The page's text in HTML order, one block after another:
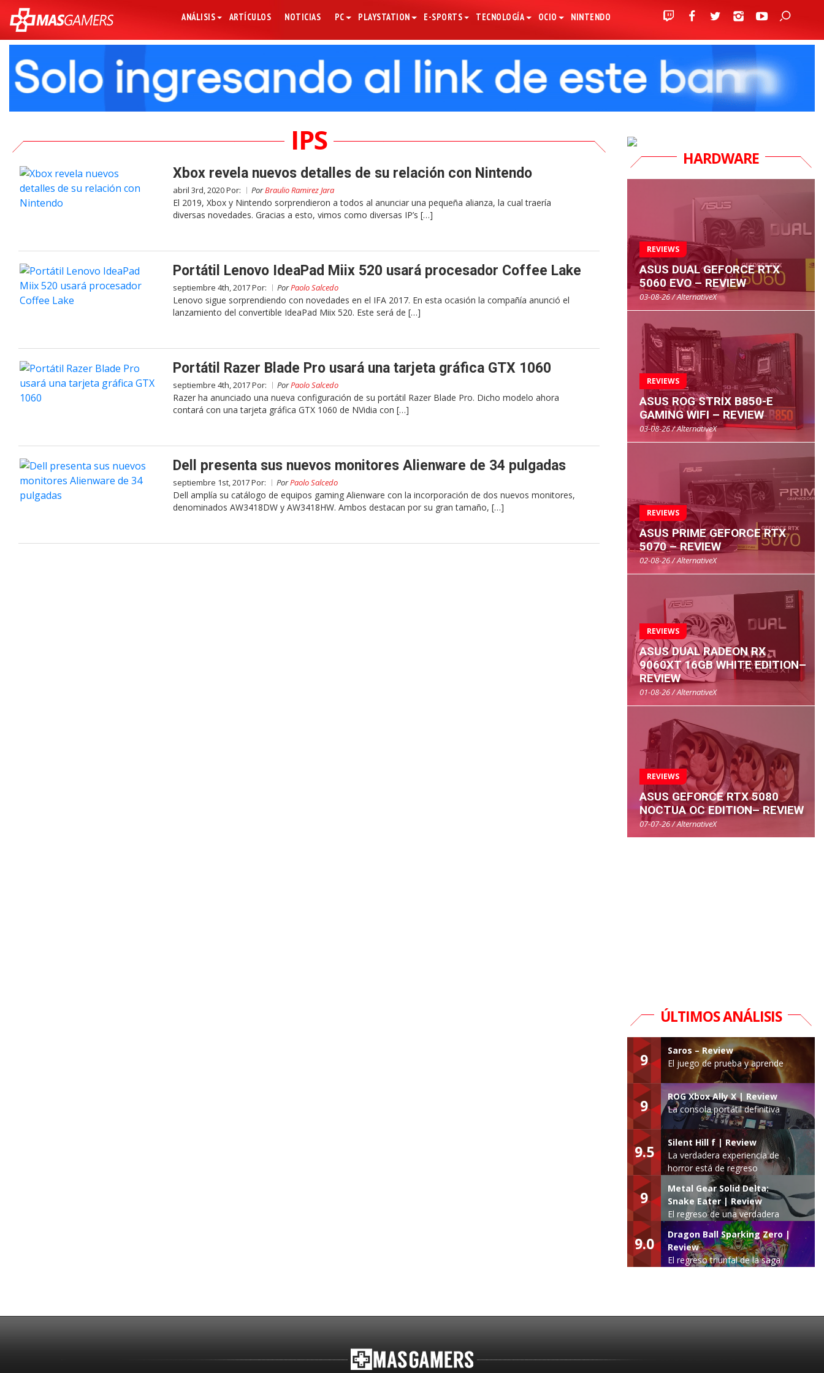
ANÁLISIS ARTÍCULOS NOTICIAS PC PLAYSTATION E-SPORTS TECNOLOGÍA OCIO NINTENDO
IPS
Xbox revela nuevos detalles de su relación con Nintendo
abril 3rd, 2020 Por: PorBraulio Ramirez Jara
El 2019, Xbox y Nintendo sorprendieron a todos al anunciar una pequeña alianza, la cual traería
diversas novedades. Gracias a esto, vimos como diversas IP’s […]
Portátil Lenovo IdeaPad Miix 520 usará procesador Coffee Lake
septiembre 4th, 2017 Por: PorPaolo Salcedo
Lenovo sigue sorprendiendo con novedades en el IFA 2017. En esta ocasión la compañía anunció el
lanzamiento del convertible IdeaPad Miix 520. Este será de […]
Portátil Razer Blade Pro usará una tarjeta gráfica GTX 1060
septiembre 4th, 2017 Por: PorPaolo Salcedo
Razer ha anunciado una nueva configuración de su portátil Razer Blade Pro. Dicho modelo ahora
contará con una tarjeta gráfica GTX 1060 de NVidia con […]
Dell presenta sus nuevos monitores Alienware de 34 pulgadas
septiembre 1st, 2017 Por: PorPaolo Salcedo
Dell amplía su catálogo de equipos gaming Alienware con la incorporación de dos nuevos monitores,
denominados AW3418DW y AW3418HW. Ambos destacan por su gran tamaño, […]
HARDWARE
REVIEWS
ASUS DUAL GEFORCE RTX
5060 EVO – REVIEW
03-08-26 / AlternativeX
REVIEWS
ASUS ROG STRIX B850-E
GAMING WIFI – REVIEW
03-08-26 / AlternativeX
REVIEWS
ASUS PRIME GEFORCE RTX
5070 – REVIEW
02-08-26 / AlternativeX
REVIEWS
ASUS DUAL RADEON RX
9060XT 16GB WHITE EDITION–
REVIEW
01-08-26 / AlternativeX
REVIEWS
ASUS GEFORCE RTX 5080
NOCTUA OC EDITION– REVIEW
07-07-26 / AlternativeX
ÚLTIMOS ANÁLISIS
9
Saros – Review
El juego de prueba y aprende
9
ROG Xbox Ally X | Review
La consola portátil definitiva
9.5
Silent Hill f | Review
La verdadera experiencia de
horror está de regreso
9
Metal Gear Solid Delta:
Snake Eater | Review
El regreso de una verdadera
leyenda
9.0
Dragon Ball Sparking Zero |
Review
El regreso triunfal de la saga